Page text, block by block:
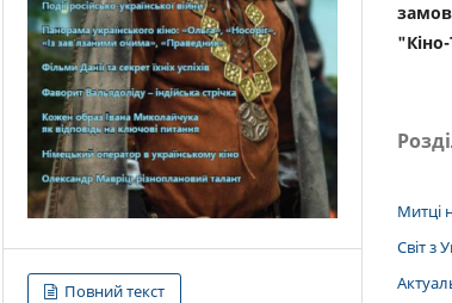
Повний текст
Митці
Світ з